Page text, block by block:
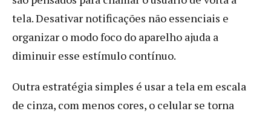
tela. Desativar notificações não essenciais e
organizar o modo foco do aparelho ajuda a
diminuir esse estímulo contínuo.
Outra estratégia simples é usar a tela em escala
de cinza, com menos cores, o celular se torna